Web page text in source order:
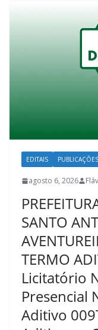
EDITAIS
agosto 6, 2026
SANTO
TERMO
Licitatório
Presencial
Aditivo